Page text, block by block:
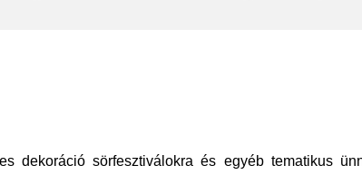
dekoráció sörfesztiválokra és egyéb tematikus